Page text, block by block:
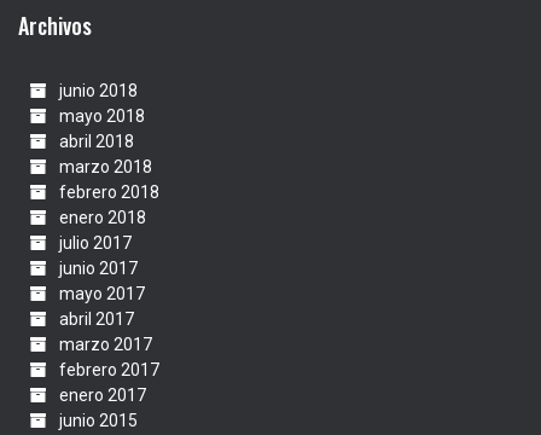
Archivos
junio 2018
mayo 2018
abril 2018
marzo 2018
febrero 2018
enero 2018
julio 2017
junio 2017
mayo 2017
abril 2017
marzo 2017
febrero 2017
enero 2017
junio 2015